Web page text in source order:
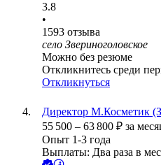
3.8
•
1593 отзыва
село Звериноголовское
Можно без резюме
Откликнитесь среди
Откликнуться
Директор М.Косметик
55 500 – 63 800 ₽ за
Опыт 1-3 года
Выплаты: Два раза в